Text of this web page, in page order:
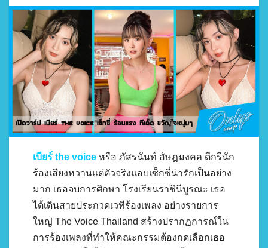
เบียร์ the voice หรือ ภัสรนันท์ อัษฎมงคล ดีกรีนัก
ร้องเสียงหวานแต่ตัวจริงแอบเซ็กซี่น่ารักเป็นอย่าง
มาก เธอจบการศึกษา โรงเรียนราชินีบูรณะ เธอ
ได้เดินสายประกวดเวทีร้องเพลง อย่างรายการ
ใหญ่ The Voice Thailand สร้างปรากฏการณ์ใน
การร้องเพลงที่ทำให้คณะกรรมต้องกดเลือกเธอ